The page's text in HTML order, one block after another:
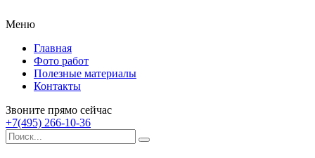
Меню
Главная
Фото работ
Полезные материалы
Контакты
Звоните прямо сейчас
+7(495) 266-10-36